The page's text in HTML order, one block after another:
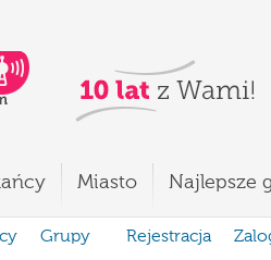
Miasto Najlepsze
Grupy Rejestracja